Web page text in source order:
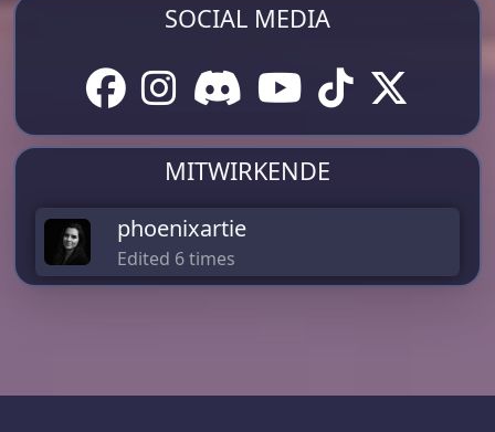
SOCIAL MEDIA
MITWIRKENDE
phoenixartie
Edited 6 times